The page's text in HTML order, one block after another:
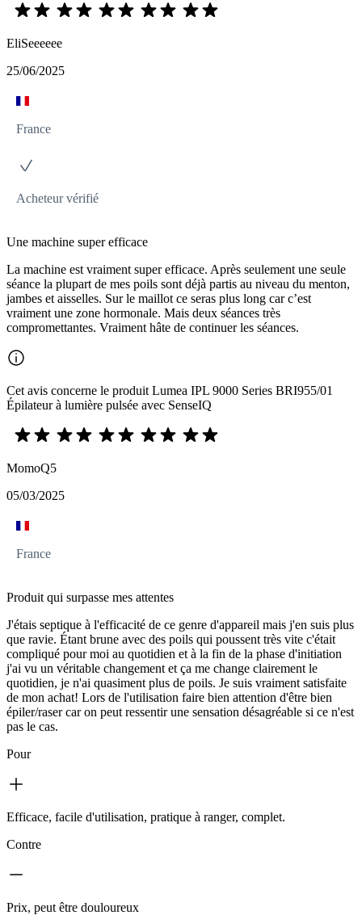
EliSeeeeee
25/06/2025
France
Acheteur vérifié
Une machine super efficace
La machine est vraiment super efficace. Après seulement une seule
séance la plupart de mes poils sont déjà partis au niveau du menton,
jambes et aisselles. Sur le maillot ce seras plus long car c’est
vraiment une zone hormonale. Mais deux séances très
compromettantes. Vraiment hâte de continuer les séances.
Cet avis concerne le produit Lumea IPL 9000 Series BRI955/01
Épilateur à lumière pulsée avec SenseIQ
MomoQ5
05/03/2025
France
Produit qui surpasse mes attentes
J'étais septique à l'efficacité de ce genre d'appareil mais j'en suis plus
que ravie. Étant brune avec des poils qui poussent très vite c'était
compliqué pour moi au quotidien et à la fin de la phase d'initiation
j'ai vu un véritable changement et ça me change clairement le
quotidien, je n'ai quasiment plus de poils. Je suis vraiment satisfaite
de mon achat! Lors de l'utilisation faire bien attention d'être bien
épiler/raser car on peut ressentir une sensation désagréable si ce n'est
pas le cas.
Pour
Efficace, facile d'utilisation, pratique à ranger, complet.
Contre
Prix, peut être douloureux